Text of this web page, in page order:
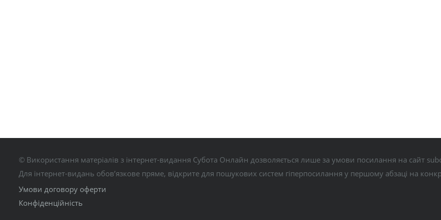
© Використання матеріалів з інтернет-видання Субота Онлайн дозволяється лише за умови посилання на сайт
Для інтернет-видань обов’язкове пряме, відкрите для пошукових систем гіперпосилання у першому абзаці на
Умови договору оферти
Конфіденційність